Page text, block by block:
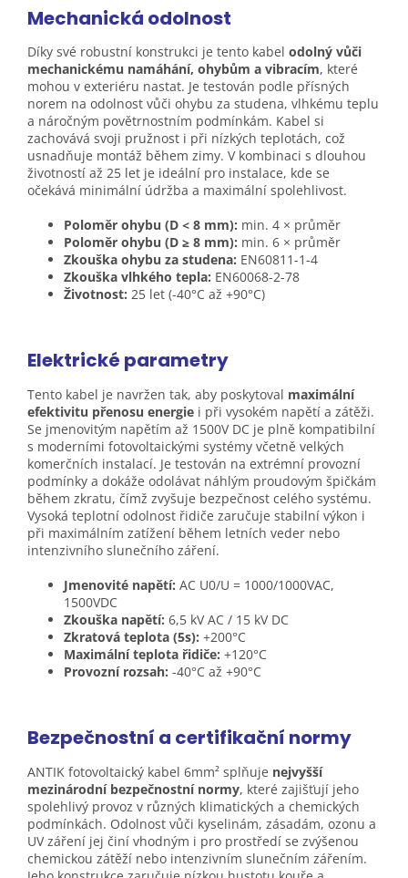
Mechanická odolnost
Díky své robustní konstrukci je tento kabel odolný vůči
mechanickému namáhání, ohybům a vibracím, které
mohou v exteriéru nastat. Je testován podle přísných
norem na odolnost vůči ohybu za studena, vlhkému teplu
a náročným povětrnostním podmínkám. Kabel si
zachovává svoji pružnost i při nízkých teplotách, což
usnadňuje montáž během zimy. V kombinaci s dlouhou
životností až 25 let je ideální pro instalace, kde se
očekává minimální údržba a maximální spolehlivost.
Poloměr ohybu (D < 8 mm): min. 4 × průměr
Poloměr ohybu (D ≥ 8 mm): min. 6 × průměr
Zkouška ohybu za studena: EN60811-1-4
Zkouška vlhkého tepla: EN60068-2-78
Životnost: 25 let (-40°C až +90°C)
Elektrické parametry
Tento kabel je navržen tak, aby poskytoval maximální
efektivitu přenosu energie i při vysokém napětí a zátěži.
Se jmenovitým napětím až 1500V DC je plně kompatibilní
s moderními fotovoltaickými systémy včetně velkých
komerčních instalací. Je testován na extrémní provozní
podmínky a dokáže odolávat náhlým proudovým špičkám
během zkratu, čímž zvyšuje bezpečnost celého systému.
Vysoká teplotní odolnost řidiče zaručuje stabilní výkon i
při maximálním zatížení během letních veder nebo
intenzivního slunečního záření.
Jmenovité napětí: AC U0/U = 1000/1000VAC,
1500VDC
Zkouška napětí: 6,5 kV AC / 15 kV DC
Zkratová teplota (5s): +200°C
Maximální teplota řidiče: +120°C
Provozní rozsah: -40°C až +90°C
Bezpečnostní a certifikační normy
ANTIK fotovoltaický kabel 6mm² splňuje nejvyšší
mezinárodní bezpečnostní normy, které zajišťují jeho
spolehlivý provoz v různých klimatických a chemických
podmínkách. Odolnost vůči kyselinám, zásadám, ozonu a
UV záření jej činí vhodným i pro prostředí se zvýšenou
chemickou zátěží nebo intenzivním slunečním zářením.